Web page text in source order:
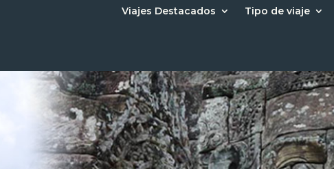
Viajes Destacados Tipo de viaje